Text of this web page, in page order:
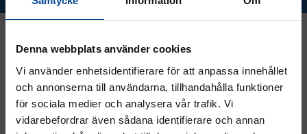
Denna webbplats använder cookies
Vi använder enhetsidentifierare för att anpassa innehållet
och annonserna till användarna, tillhandahålla funktioner
för sociala medier och analysera vår trafik. Vi
vidarebefordrar även sådana identifierare och annan
Kontakt
08 - 544 401 50